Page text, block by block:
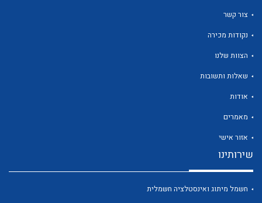
לכל מוצרי היצרן
לכל מוצרי היצרן לכל מוצרי היצרן
צור קשר
נקודות מכירה
הצוות שלנו
שאלות ותשובות
אודות
מאמרים
אזור אישי
שירותינו
חשמל מיתוג ואינסטלציה חשמלית